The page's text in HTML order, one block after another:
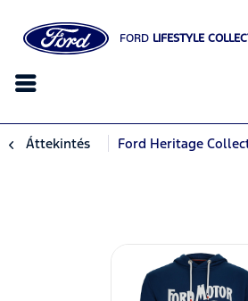
FORD LIFESTYLE
Áttekintés Ford Heritage